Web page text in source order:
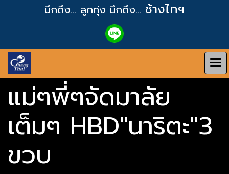
นึกถึง... ลูกทุ่ง นึกถึง... ช้างไทฯ
แม่ๆพี่ๆจัดมาลัย
เต็มๆ HBD"นาริตะ"3
ขวบ